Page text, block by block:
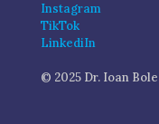
Instagram
TikTok
LinkediIn
© 2025 Dr. Ioan